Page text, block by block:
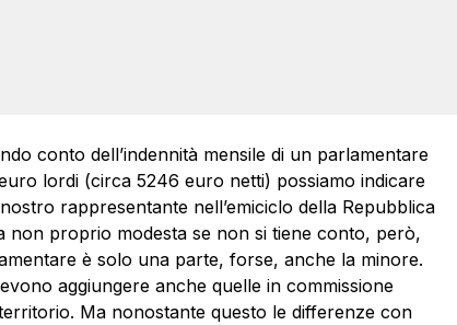
conto dell’indennità mensile di un parlamentare
lordi (circa 5246 euro netti) possiamo indicare
rappresentante nell’emiciclo della Repubblica
non proprio modesta se non si tiene conto, però,
è solo una parte, forse, anche la minore.
aggiungere anche quelle in commissione
Ma nonostante questo le differenze con